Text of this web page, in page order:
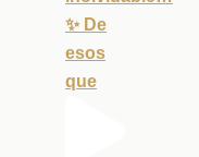
✨ De
esos
que